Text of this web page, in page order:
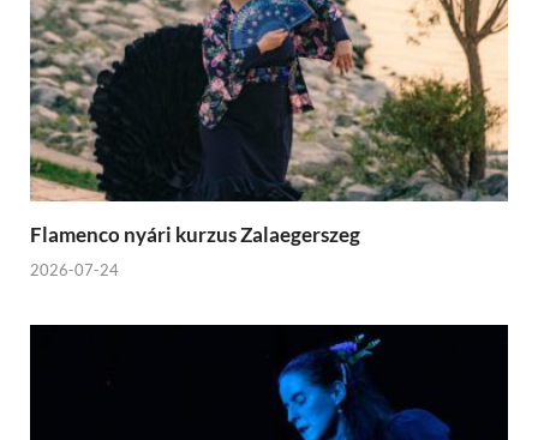
Flamenco nyári kurzus Zalaegerszeg
2026-07-24